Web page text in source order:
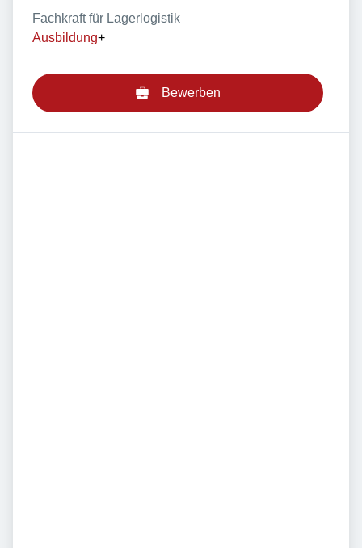
Fachkraft für Lagerlogistik
Ausbildung+
Bewerben